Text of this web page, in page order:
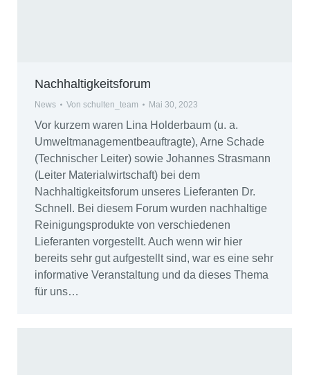
Nachhaltigkeitsforum
News Von schulten_team Mai 30, 2023
Vor kurzem waren Lina Holderbaum (u. a.
Umweltmanagementbeauftragte), Arne Schade
(Technischer Leiter) sowie Johannes Strasmann
(Leiter Materialwirtschaft) bei dem
Nachhaltigkeitsforum unseres Lieferanten Dr.
Schnell. Bei diesem Forum wurden nachhaltige
Reinigungsprodukte von verschiedenen
Lieferanten vorgestellt. Auch wenn wir hier
bereits sehr gut aufgestellt sind, war es eine sehr
informative Veranstaltung und da dieses Thema
für uns…